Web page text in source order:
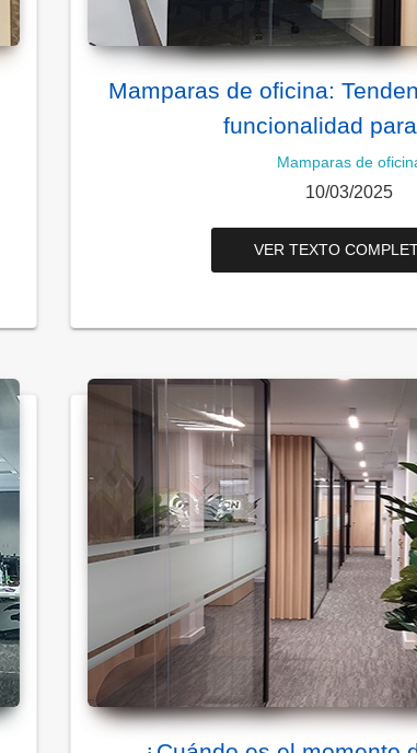
Mamparas de oficina:
funcionalidad
Mamparas de
10/03/2025
VER TEXTO